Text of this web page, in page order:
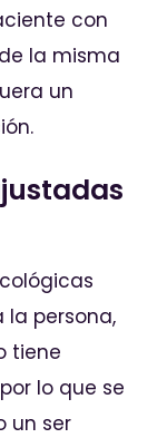
con
la misma
un
persona,
tiene
lo que se
un ser